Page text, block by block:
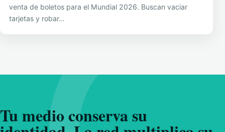
venta de boletos para el Mundial 2026. Buscan vaciar
tarjetas y robar…
Tu medio conserva su